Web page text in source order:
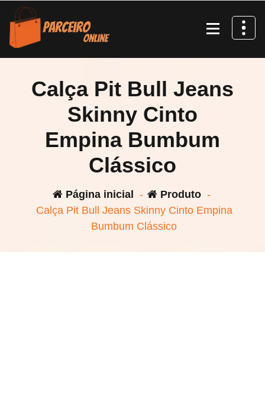
Pular
para
conteúdo
Calça Pit Bull Jeans
Skinny Cinto
Empina Bumbum
Clássico
Página inicial - Produto -
Calça Pit Bull Jeans Skinny Cinto Empina
Bumbum Clássico